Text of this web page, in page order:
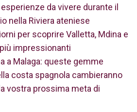
da vivere durante il
nella Riviera ateniese
per scoprire Valletta, Mdina e
impressionanti
a Malaga: queste gemme
costa spagnola cambieranno
vostra prossima meta di